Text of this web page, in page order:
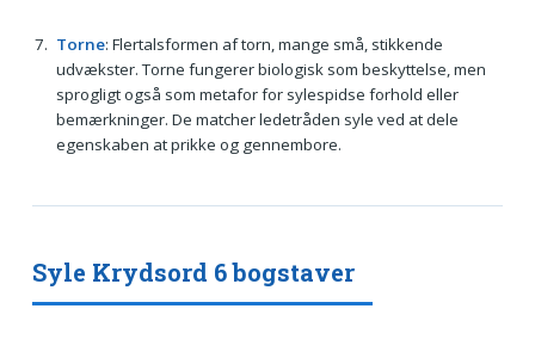
Torne: Flertalsformen af torn, mange små, stikkende
udvækster. Torne fungerer biologisk som beskyttelse, men
sprogligt også som metafor for sylespidse forhold eller
bemærkninger. De matcher ledetråden syle ved at dele
egenskaben at prikke og gennembore.
Syle Krydsord 6 bogstaver